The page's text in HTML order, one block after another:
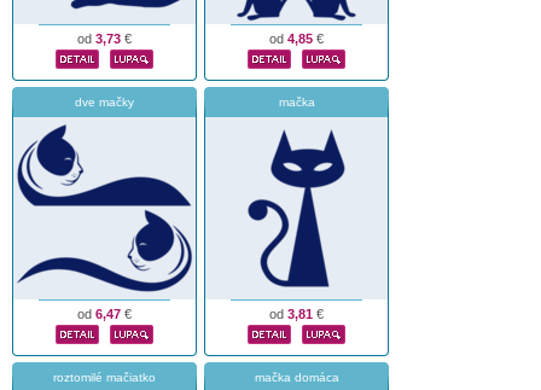
od 3,73 € od 4,85 €
dve mačky
od 6,47 €
mačka
od 3,81 €
roztomilé mačiatko mačka domáca